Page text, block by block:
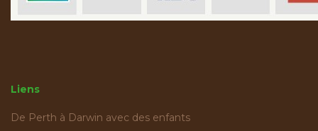
Liens
De Perth à Darwin avec des enfants